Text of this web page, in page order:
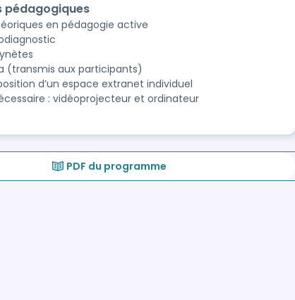
pédagogiques
en pédagogie active
(transmis aux participants)
d’un espace extranet individuel
: vidéoprojecteur et ordinateur
PDF du programme